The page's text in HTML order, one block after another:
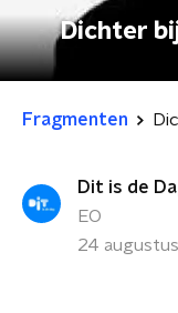
Dichter
Fragmenten
Dit is de
EO
24